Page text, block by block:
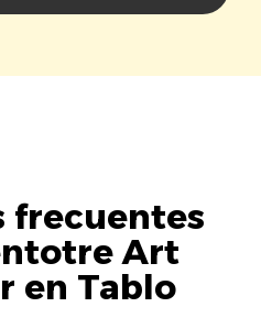
frecuentes
Art
en Tablo